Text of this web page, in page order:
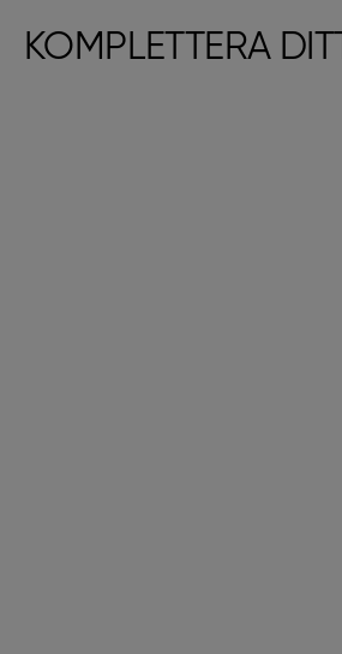
KOMPLETTERA